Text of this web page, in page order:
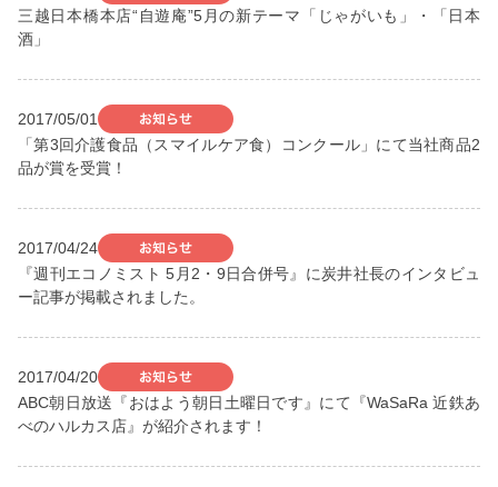
三越日本橋本店“自遊庵”5月の新テーマ「じゃがいも」・「日本
酒」
2017/05/01
「第3回介護食品（スマイルケア食）コンクール」にて当社商品2
品が賞を受賞！
2017/04/24
『週刊エコノミスト 5月2・9日合併号』に炭井社長のインタビュ
ー記事が掲載されました。
2017/04/20
ABC朝日放送『おはよう朝日土曜日です』にて『WaSaRa 近鉄あ
べのハルカス店』が紹介されます！